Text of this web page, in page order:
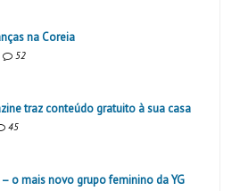
na Coreia
52
traz conteúdo gratuito à sua casa
45
– o mais novo grupo feminino da YG